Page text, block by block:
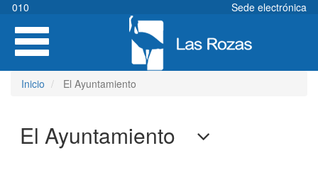
Pasar
contenido
principal
010
Sede electrónica
Toggle
navigation
Inicio El Ayuntamiento
El Ayuntamiento